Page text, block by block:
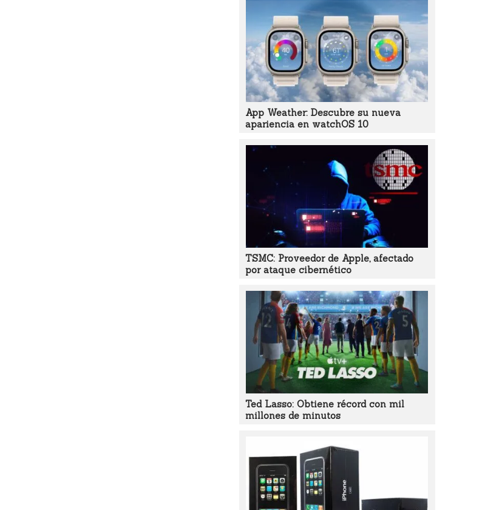
App Weather: Descubre su nueva
apariencia en watchOS 10
TSMC: Proveedor de Apple, afectado
por ataque cibernético
Ted Lasso: Obtiene récord con mil
millones de minutos